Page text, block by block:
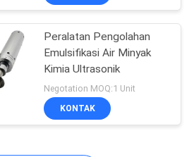
Peralatan Pengolahan
Emulsifikasi Air Minyak
Kimia Ultrasonik
Negotation MOQ:1 Unit
KONTAK